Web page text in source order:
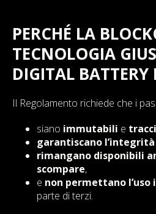
PERCHÉ LA
TECNOLOGIA
DIGITAL BATTERY
Il Regolamento richiede che i
siano immutabili e
garantiscano
rimangano disponibili
scompare,
e non permettano
parte di terzi.